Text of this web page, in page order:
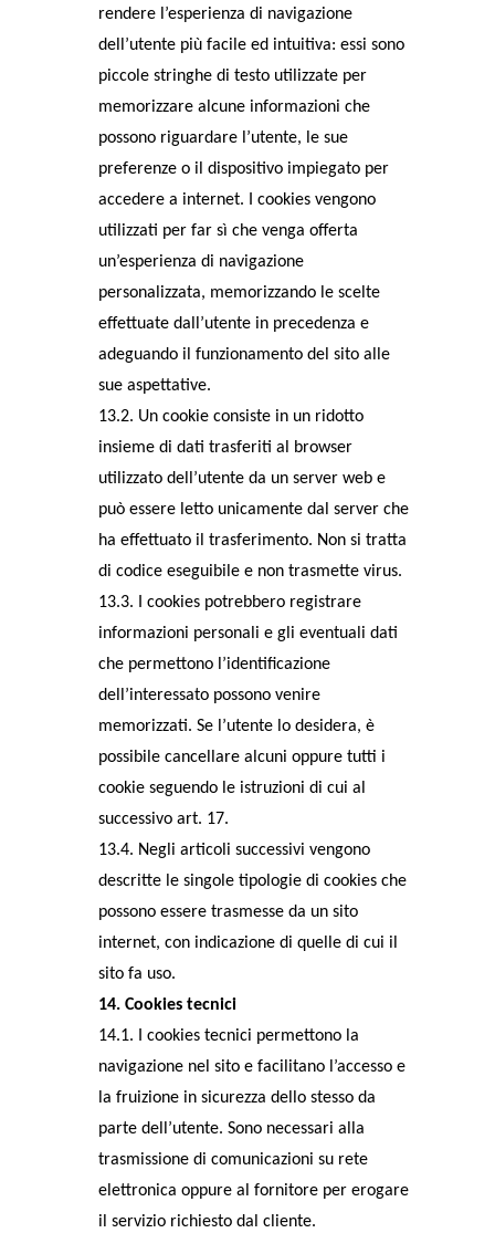
rendere l’esperienza di navigazione
dell’utente più facile ed intuitiva: essi sono
piccole stringhe di testo utilizzate per
memorizzare alcune informazioni che
possono riguardare l’utente, le sue
preferenze o il dispositivo impiegato per
accedere a internet. I cookies vengono
utilizzati per far sì che venga offerta
un’esperienza di navigazione
personalizzata, memorizzando le scelte
effettuate dall’utente in precedenza e
adeguando il funzionamento del sito alle
sue aspettative.
13.2. Un cookie consiste in un ridotto
insieme di dati trasferiti al browser
utilizzato dell’utente da un server web e
può essere letto unicamente dal server che
ha effettuato il trasferimento. Non si tratta
di codice eseguibile e non trasmette virus.
13.3. I cookies potrebbero registrare
informazioni personali e gli eventuali dati
che permettono l’identificazione
dell’interessato possono venire
memorizzati. Se l’utente lo desidera, è
possibile cancellare alcuni oppure tutti i
cookie seguendo le istruzioni di cui al
successivo art. 17.
13.4. Negli articoli successivi vengono
descritte le singole tipologie di cookies che
possono essere trasmesse da un sito
internet, con indicazione di quelle di cui il
sito fa uso.
14. Cookies tecnici
14.1. I cookies tecnici permettono la
navigazione nel sito e facilitano l’accesso e
la fruizione in sicurezza dello stesso da
parte dell’utente. Sono necessari alla
trasmissione di comunicazioni su rete
elettronica oppure al fornitore per erogare
il servizio richiesto dal cliente.